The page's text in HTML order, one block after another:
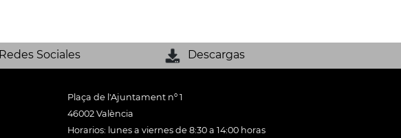
Redes Sociales Descargas
Plaça de l'Ajuntament nº 1
46002 València
Horarios: lunes a viernes de 8:30 a 14:00 horas